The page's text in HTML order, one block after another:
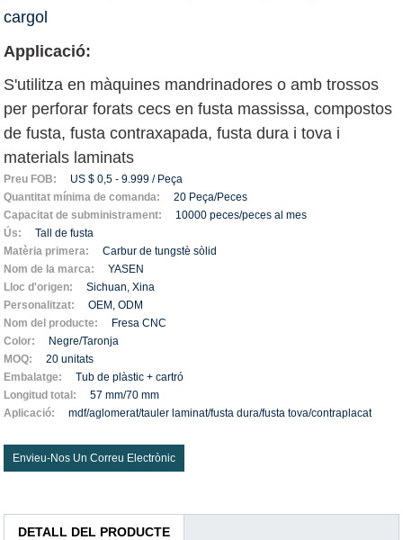
cargol
Applicació:
S'utilitza en màquines mandrinadores o amb trossos
per perforar forats cecs en fusta massissa, compostos
de fusta, fusta contraxapada, fusta dura i tova i
materials laminats
Preu FOB:
US $ 0,5 - 9.999 / Peça
Quantitat mínima de comanda:
20 Peça/Peces
Capacitat de subministrament:
10000 peces/peces al mes
Ús:
Tall de fusta
Matèria primera:
Carbur de tungstè sòlid
Nom de la marca:
YASEN
Lloc d'origen:
Sichuan, Xina
Personalitzat:
OEM, ODM
Nom del producte:
Fresa CNC
Color:
Negre/Taronja
MOQ:
20 unitats
Embalatge:
Tub de plàstic + cartró
Longitud total:
57 mm/70 mm
Aplicació:
mdf/aglomerat/tauler laminat/fusta dura/fusta tova/contraplacat
Envieu-Nos Un Correu Electrònic
DETALL DEL PRODUCTE